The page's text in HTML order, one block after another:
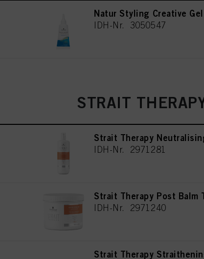
Natur Styling Creative
IDH-Nr. 3050547
STRAIT
Strait Therapy
IDH-Nr. 2971281
Strait Therapy Post Balm
IDH-Nr. 2971240
Strait Therapy